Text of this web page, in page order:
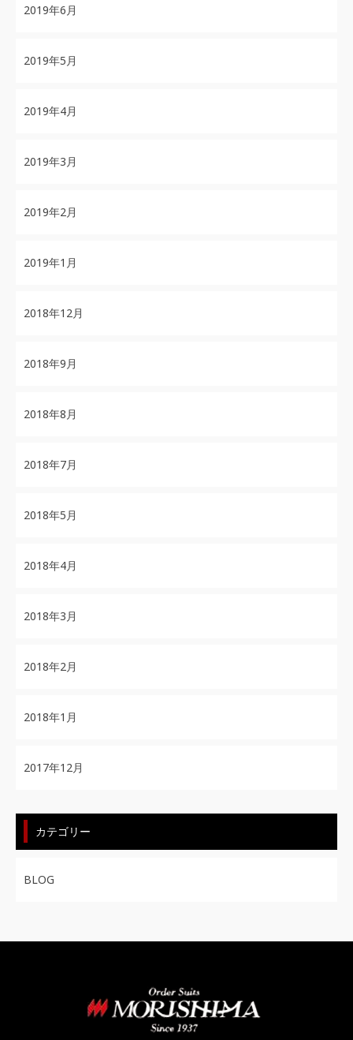
2019年6月
2019年5月
2019年4月
2019年3月
2019年2月
2019年1月
2018年12月
2018年9月
2018年8月
2018年7月
2018年5月
2018年4月
2018年3月
2018年2月
2018年1月
2017年12月
カテゴリー
BLOG